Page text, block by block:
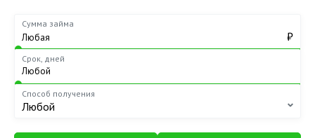
Сумма займа
₽
Срок, дней
Способ получения
Любой